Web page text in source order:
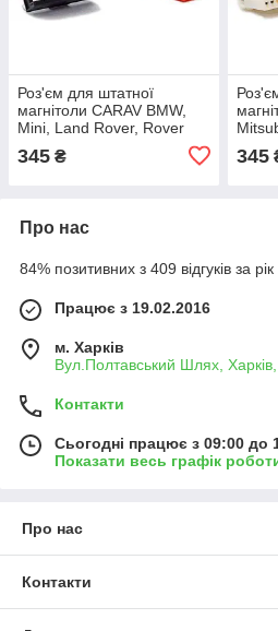
Роз'єм для штатної
магнітоли CARAV BMW,
Mini, Land Rover, Rover
345 ₴ 345
Про нас
84% позитивних з 409 відгуків за рік
Працює з 19.02.2016
м. Харків
Вул.Полтавський Шлях, Харків,
Контакти
Сьогодні працює з 09:00 до
Показати весь графік
Про нас
Контакти